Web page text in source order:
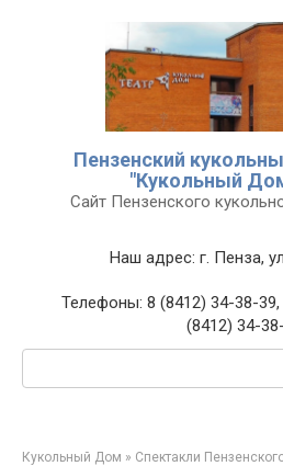
Пензенский
"Кукольный
Сайт Пензенского
Наш адрес: г. Пенза,
Телефоны: 8 (8412) 34-38-
(8412) 34-
Кукольный Дом » Спектакли